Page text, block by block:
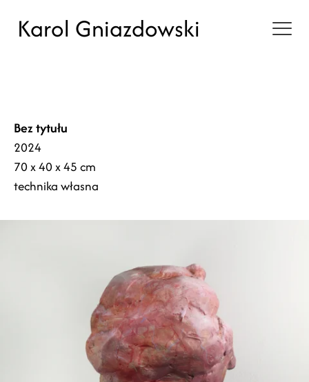
Karol Gniazdowski
Bez tytułu
2024
70 x 40 x 45 cm
technika własna